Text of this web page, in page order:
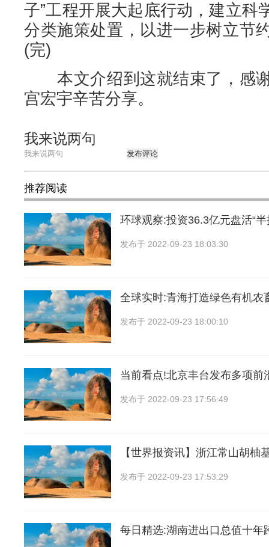
子”工程开展大起底行动，建立科
分类施策处置，以进一步树立节
(完)
本文介绍到这就结束了，感
宫宏宇辛苦分享。
我来说两句
发布评论
推荐阅读
环球观察:投资36.3亿元盘活“半
发布于 2022-09-23 18:03:30
全球实时:青海打造绿色有机农
发布于 2022-09-23 18:00:10
当前看点!北京丰台发布多项前
发布于 2022-09-23 17:56:49
【世界报资讯】浙江常山胡柚
发布于 2022-09-23 17:53:29
每日精选:湖南进出口总值十年